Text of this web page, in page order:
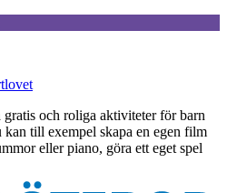
och roliga aktiviteter för barn
till exempel skapa en egen film
eller piano, göra ett eget spel